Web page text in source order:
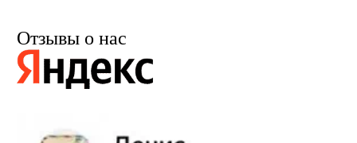
Отзывы о нас